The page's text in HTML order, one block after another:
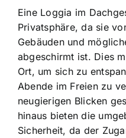
Eine Loggia im
Privatsphäre, da sie
Gebäuden und
abgeschirmt ist. Dies
Ort, um sich zu
Abende im Freien zu
neugierigen Blicken
hinaus bieten die
Sicherheit, da der